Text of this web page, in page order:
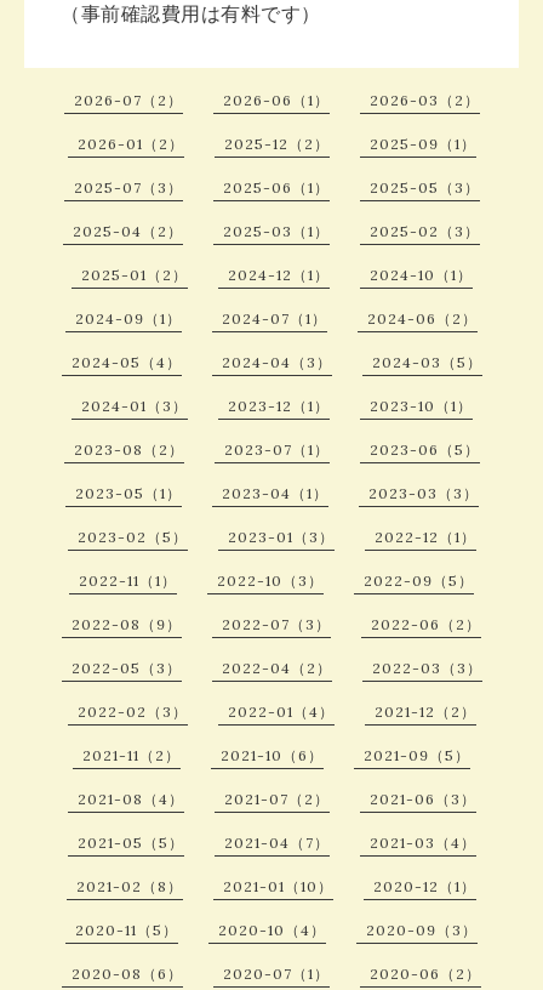
（事前確認費用は有料です）
2026-07（2） 2026-06（1） 2026-03（2）
2026-01（2） 2025-12（2） 2025-09（1）
2025-07（3） 2025-06（1） 2025-05（3）
2025-04（2） 2025-03（1） 2025-02（3）
2025-01（2） 2024-12（1） 2024-10（1）
2024-09（1） 2024-07（1） 2024-06（2）
2024-05（4） 2024-04（3） 2024-03（5）
2024-01（3） 2023-12（1） 2023-10（1）
2023-08（2） 2023-07（1） 2023-06（5）
2023-05（1） 2023-04（1） 2023-03（3）
2023-02（5） 2023-01（3） 2022-12（1）
2022-11（1） 2022-10（3） 2022-09（5）
2022-08（9） 2022-07（3） 2022-06（2）
2022-05（3） 2022-04（2） 2022-03（3）
2022-02（3） 2022-01（4） 2021-12（2）
2021-11（2） 2021-10（6） 2021-09（5）
2021-08（4） 2021-07（2） 2021-06（3）
2021-05（5） 2021-04（7） 2021-03（4）
2021-02（8） 2021-01（10） 2020-12（1）
2020-11（5） 2020-10（4） 2020-09（3）
2020-08（6） 2020-07（1） 2020-06（2）